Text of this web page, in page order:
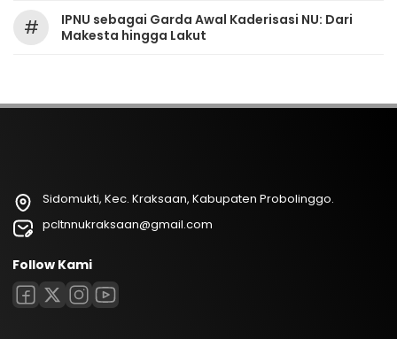
#
IPNU sebagai Garda Awal Kaderisasi NU: Dari
Makesta hingga Lakut
Sidomukti, Kec. Kraksaan, Kabupaten Probolinggo.
pcltnnukraksaan@gmail.com
Follow Kami